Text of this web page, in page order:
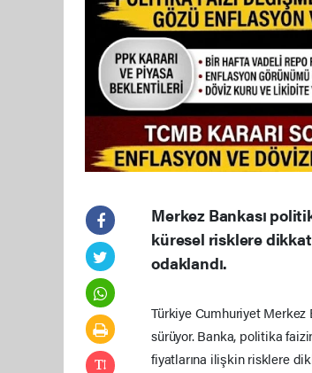
Merkez Bankası
küresel risklere
odaklandı.
Türkiye Cumhuriyet Merkez
sürüyor. Banka, politika
fiyatlarına ilişkin risklere